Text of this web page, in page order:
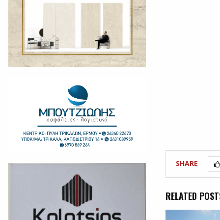
SHARE
RELATED